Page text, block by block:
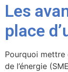
Les
place
Pourquoi mettre
de l’énergie